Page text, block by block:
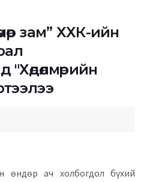
зам” ХХК-ийн
өндөр ач холбогдол бүхий